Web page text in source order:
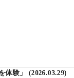
体験」 (2026.03.29)